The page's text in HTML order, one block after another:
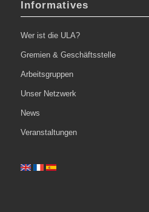
Informatives
Wer ist die ULA?
Gremien & Geschäftsstelle
Arbeitsgruppen
Unser Netzwerk
News
Veranstaltungen